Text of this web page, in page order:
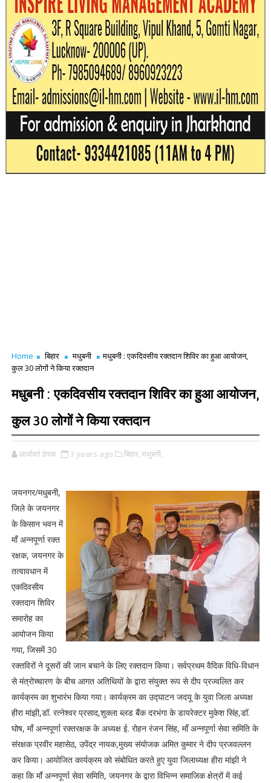
Home बिहार मधुबनी
मधुबनी : एकदिवसीय रक्तदान शिविर का हुआ आयोजन,
कुल 30 लोगों ने किया रक्तदान
मधुबनी : एकदिवसीय रक्तदान शिविर का हुआ आयोजन,
कुल 30 लोगों ने किया रक्तदान
आर्यावर्त डेस्क 3 years ago बिहार, मधुबनी,
जयनगर/मधुबनी,
जिले के जयनगर
के किसान भवन में
माँ अन्नपूर्णा रक्त
रक्षक, जयनगर के
तत्वावधान में
एकदिवसीय
रक्तदान शिविर
समारोह का
आयोजन किया
गया, जिसमें 30
रक्तविरों ने दूसरों की जान बचाने के लिए रक्तदान किया। सर्वप्रथम वैदिक विधि-विधान
से मंत्रोच्चारण के बीच आगत अतिथियों के द्वारा संयुक्त रूप से दीप प्रज्वलित कर
कार्यक्रम का शुभारंभ किया गया। कार्यक्रम का उद्घाटन जदयू के युवा जिला अध्यक्ष
हीरा मांझी,डॉ. रत्नेश्वर प्रसाद,शुक्ला ब्लड बैंक दरभंगा के डायरेक्टर मुकेश सिंह,डॉ.
घोष, माँ अन्नपूर्णा रक्तरक्षक के अध्यक्ष ई. रोहन रंजन सिंह, माँ अन्नपूर्णा सेवा समिति के
संरक्षक प्रवीर महासेठ, उपेंद्र नायक,मुख्य संयोजक अमित कुमार ने दीप प्रजवल्लन
कर किया। आयोजित कार्यक्रम को संबोधित करते हुए युवा जिलाध्यक्ष हीरा मांझी ने
कहा कि माँ अन्नपूर्णा सेवा समिति, जयनगर के द्वारा विभिन्न समाजिक क्षेत्रों में कई